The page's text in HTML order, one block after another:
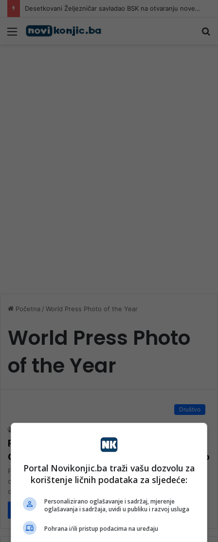
Desetkovani Željezničar savladao BSK na otvaranju nove sezone
Meni
Početna / World Press Photo of the Year
World Press Photo
of the Year
Društvo
Portret dječaka s amputacijom ruku iz
Gaze osvojio nagradu World Press Photo
Portret devetogodišnjeg palestinskog dječaka, čije su ruke
odsječene i osakaćene tokom izraelskog napada na grad Gazu,
osvojio je nagradu World…
Pročitaj više
Portal Novikonjic.ba traži vašu dozvolu za
korištenje ličnih podataka za sljedeće:
Personalizirano oglašavanje i sadržaj, mjerenje
oglašavanja i sadržaja, uvidi u publiku i razvoj usluga
Pohrana i/ili pristup podacima na uređaju